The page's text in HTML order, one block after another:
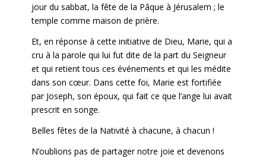
jour du sabbat, la fête de la Pâque à Jérusalem ; le
temple comme maison de prière.
Et, en réponse à cette initiative de Dieu, Marie, qui a
cru à la parole qui lui fut dite de la part du Seigneur
et qui retient tous ces événements et qui les médite
dans son cœur. Dans cette foi, Marie est fortifiée
par Joseph, son époux, qui fait ce que l’ange lui avait
prescrit en songe.
Belles fêtes de la Nativité à chacune, à chacun !
N’oublions pas de partager notre joie et devenons